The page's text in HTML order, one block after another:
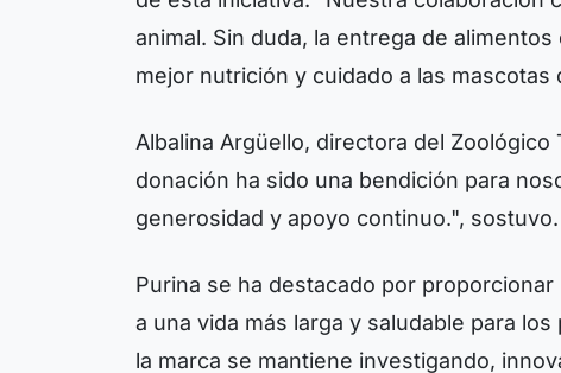
animal. Sin duda, la entrega de
mejor nutrición y cuidado a las
Albalina Argüello, directora del
donación ha sido una bendición para
generosidad y apoyo continuo.", sostuvo.
Purina se ha destacado por
a una vida más larga y saludable para
la marca se mantiene investigando,